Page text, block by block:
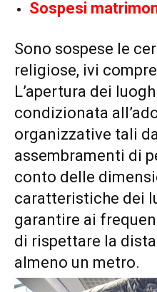
Sospesi
Sono sospese le
religiose, ivi
L’apertura dei
condizionata
organizzative tali
assembramenti di
conto delle
caratteristiche dei
garantire ai
di rispettare la
almeno un metro.